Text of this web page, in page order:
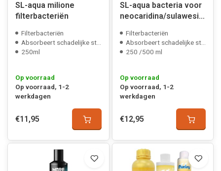
SL-aqua milione
filterbacteriën
Filterbacteriën
Absorbeert schadelijke stoffen
250ml
Op voorraad
Op voorraad, 1-2
werkdagen
€11,95
SL-aqua bacteria voor
neocaridina/sulawesi
Filterbacteriën
Absorbeert schadelijke stoffen
250 /500 ml
Op voorraad
Op voorraad, 1-2
werkdagen
€12,95